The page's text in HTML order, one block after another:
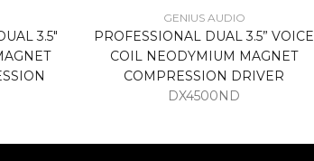
3.5"
GENIUS AUDIO
PROFESSIONAL DUAL 3.5” VOICE
COIL NEODYMIUM MAGNET
COMPRESSION DRIVER
DX4500ND